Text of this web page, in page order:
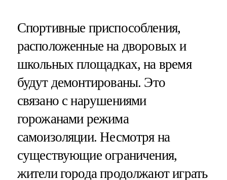
Спортивные приспособления,
расположенные на дворовых и
школьных площадках, на время
будут демонтированы. Это
связано с нарушениями
горожанами режима
самоизоляции. Несмотря на
существующие ограничения,
жители города продолжают играть